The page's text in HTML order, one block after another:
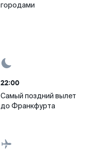
городами
22:00
Самый поздний вылет
до Франкфурта